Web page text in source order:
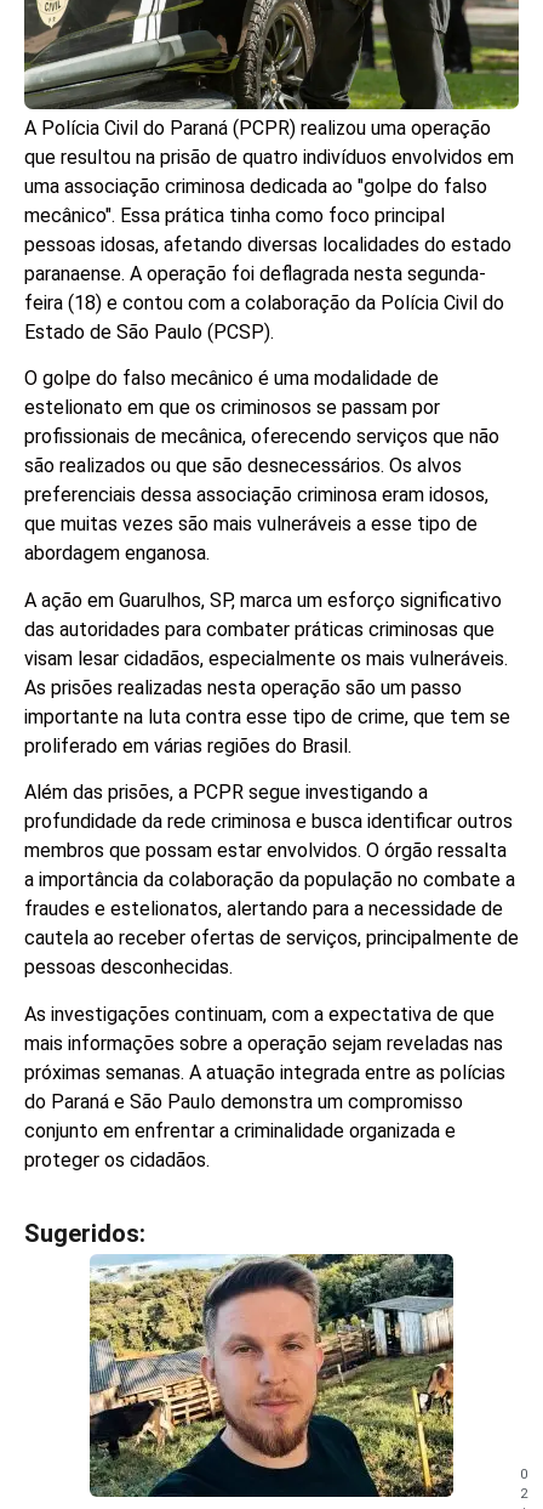
A Polícia Civil do Paraná (PCPR) realizou uma operação
que resultou na prisão de quatro indivíduos envolvidos em
uma associação criminosa dedicada ao "golpe do falso
mecânico". Essa prática tinha como foco principal
pessoas idosas, afetando diversas localidades do estado
paranaense. A operação foi deflagrada nesta segunda-
feira (18) e contou com a colaboração da Polícia Civil do
Estado de São Paulo (PCSP).
O golpe do falso mecânico é uma modalidade de
estelionato em que os criminosos se passam por
profissionais de mecânica, oferecendo serviços que não
são realizados ou que são desnecessários. Os alvos
preferenciais dessa associação criminosa eram idosos,
que muitas vezes são mais vulneráveis a esse tipo de
abordagem enganosa.
A ação em Guarulhos, SP, marca um esforço significativo
das autoridades para combater práticas criminosas que
visam lesar cidadãos, especialmente os mais vulneráveis.
As prisões realizadas nesta operação são um passo
importante na luta contra esse tipo de crime, que tem se
proliferado em várias regiões do Brasil.
Além das prisões, a PCPR segue investigando a
profundidade da rede criminosa e busca identificar outros
membros que possam estar envolvidos. O órgão ressalta
a importância da colaboração da população no combate a
fraudes e estelionatos, alertando para a necessidade de
cautela ao receber ofertas de serviços, principalmente de
pessoas desconhecidas.
As investigações continuam, com a expectativa de que
mais informações sobre a operação sejam reveladas nas
próximas semanas. A atuação integrada entre as polícias
do Paraná e São Paulo demonstra um compromisso
conjunto em enfrentar a criminalidade organizada e
proteger os cidadãos.
Sugeridos:
0
2